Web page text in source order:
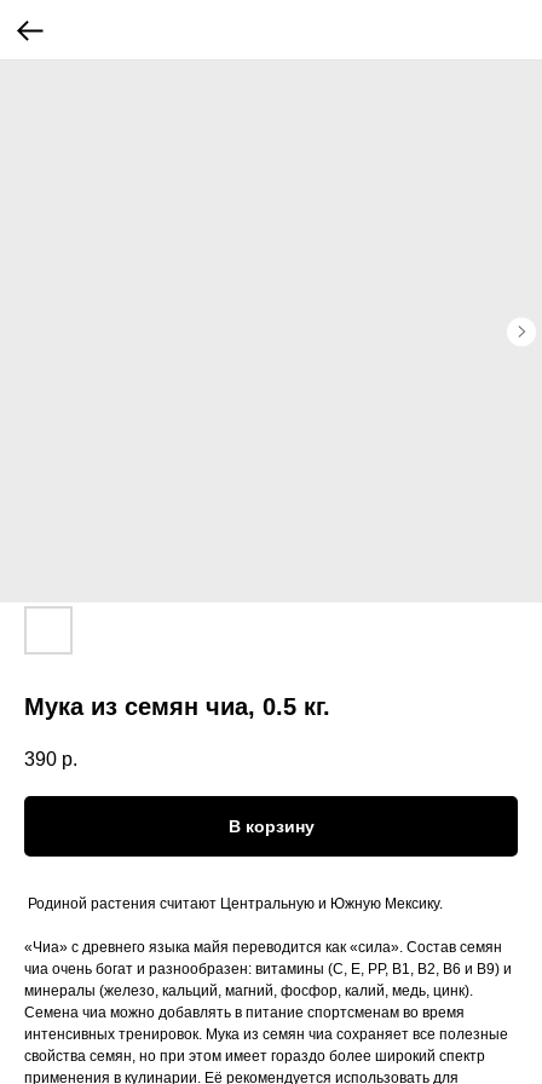
Мука из семян чиа, 0.5 кг.
390 р.
В корзину
Родиной растения считают Центральную и Южную Мексику.
«Чиа» с древнего языка майя переводится как «сила». Состав семян
чиа очень богат и разнообразен: витамины (C, Е, РР, В1, В2, В6 и B9) и
минералы (железо, кальций, магний, фосфор, калий, медь, цинк).
Семена чиа можно добавлять в питание спортсменам во время
интенсивных тренировок. Мука из семян чиа сохраняет все полезные
свойства семян, но при этом имеет гораздо более широкий спектр
применения в кулинарии. Её рекомендуется использовать для